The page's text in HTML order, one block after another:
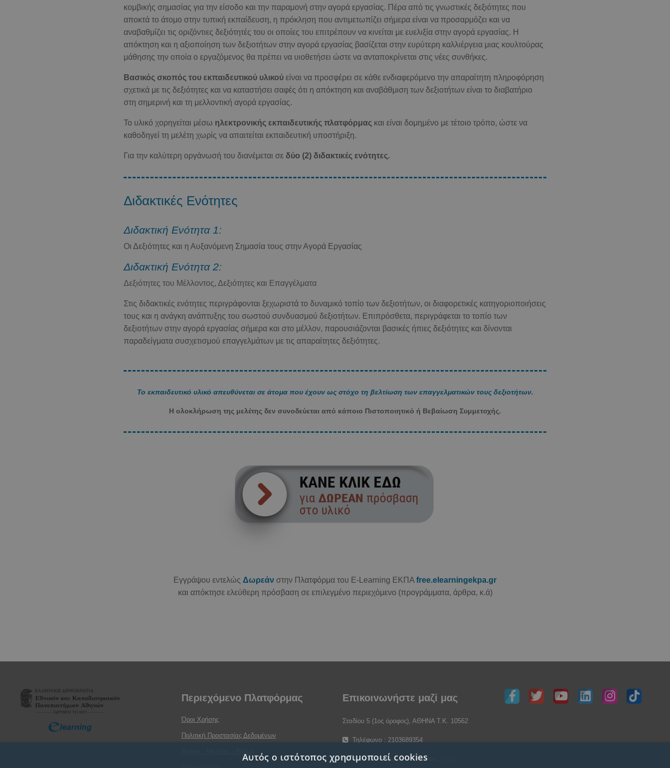
κομβικής σημασίας για την είσοδο και την παραμονή στην αγορά εργασίας. Πέρα από τις γνωστικές δεξιότητες που
αποκτά το άτομο στην τυπική εκπαίδευση, η πρόκληση που αντιμετωπίζει σήμερα είναι να προσαρμόζει και να
αναβαθμίζει τις οριζόντιες δεξιότητές του οι οποίες του επιτρέπουν να κινείται με ευελιξία στην αγορά εργασίας. Η
απόκτηση και η αξιοποίηση των δεξιοτήτων στην αγορά εργασίας βασίζεται στην ευρύτερη καλλιέργεια μιας κουλτούρας
μάθησης την οποία ο εργαζόμενος θα πρέπει να υιοθετήσει ώστε να ανταποκρίνεται στις νέες συνθήκες.
Βασικός σκοπός του εκπαιδευτικού υλικού είναι να προσφέρει σε κάθε ενδιαφερόμενο την απαραίτητη πληροφόρηση
σχετικά με τις δεξιότητες και να καταστήσει σαφές ότι η απόκτηση και αναβάθμιση των δεξιοτήτων είναι το διαβατήριο
στη σημερινή και τη μελλοντική αγορά εργασίας.
Το υλικό χορηγείται μέσω ηλεκτρονικής εκπαιδευτικής πλατφόρμας και είναι δομημένο με τέτοιο τρόπο, ώστε να
καθοδηγεί τη μελέτη χωρίς να απαιτείται εκπαιδευτική υποστήριξη.
Για την καλύτερη οργάνωσή του διανέμεται σε δύο (2) διδακτικές ενότητες.
Διδακτικές Ενότητες
Διδακτική Ενότητα 1:
Οι Δεξιότητες και η Αυξανόμενη Σημασία τους στην Αγορά Εργασίας
Διδακτική Ενότητα 2:
Δεξιότητες του Μέλλοντος, Δεξιότητες και Επαγγέλματα
Στις διδακτικές ενότητες περιγράφονται ξεχωριστά το δυναμικό τοπίο των δεξιοτήτων, οι διαφορετικές κατηγοριοποιήσεις
τους και η ανάγκη ανάπτυξης του σωστού συνδυασμού δεξιοτήτων. Επιπρόσθετα, περιγράφεται το τοπίο των
δεξιοτήτων στην αγορά εργασίας σήμερα και στο μέλλον, παρουσιάζονται βασικές ήπιες δεξιότητες και δίνονται
παραδείγματα συσχετισμού επαγγελμάτων με τις απαραίτητες δεξιότητες.
Το εκπαιδευτικό υλικό απευθύνεται σε άτομα που έχουν ως στόχο τη βελτίωση των επαγγελματικών τους δεξιοτήτων.
Η ολοκλήρωση της μελέτης δεν συνοδεύεται από κάποιο Πιστοποιητικό ή Βεβαίωση Συμμετοχής.
Εγγράψου εντελώς Δωρεάν στην Πλατφόρμα του E-Learning ΕΚΠΑ free.elearningekpa.gr
και απόκτησε ελεύθερη πρόσβαση σε επιλεγμένο περιεχόμενο (προγράμματα, άρθρα, κ.ά)
Περιεχόμενο Πλατφόρμας
Όροι Χρήσης
Πολιτική Προστασίας Δεδομένων
Επικοινωνήστε μαζί μας
Σταδίου 5 (1ος όροφος), ΑΘΗΝΑ Τ.Κ. 10562
Τηλέφωνο : 2103689354
Διεύθυνση ηλε.ταχυδρομείου :
Αυτός ο ιστότοπος χρησιμοποιεί cookies